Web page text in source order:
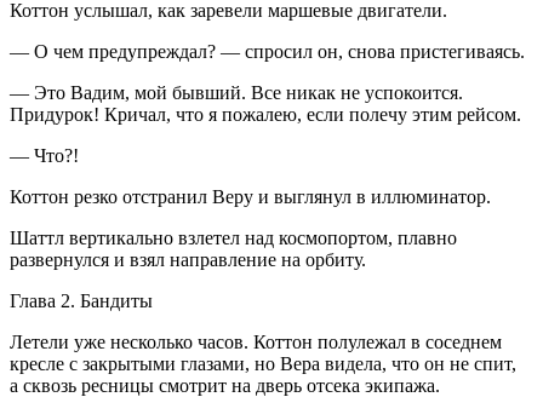
Коттон услышал, как заревели маршевые двигатели.
— О чем предупреждал? — спросил он, снова пристегиваясь.
— Это Вадим, мой бывший. Все никак не успокоится.
Придурок! Кричал, что я пожалею, если полечу этим рейсом.
— Что?!
Коттон резко отстранил Веру и выглянул в иллюминатор.
Шаттл вертикально взлетел над космопортом, плавно
развернулся и взял направление на орбиту.
Глава 2. Бандиты
Летели уже несколько часов. Коттон полулежал в соседнем
кресле с закрытыми глазами, но Вера видела, что он не спит,
а сквозь ресницы смотрит на дверь отсека экипажа.